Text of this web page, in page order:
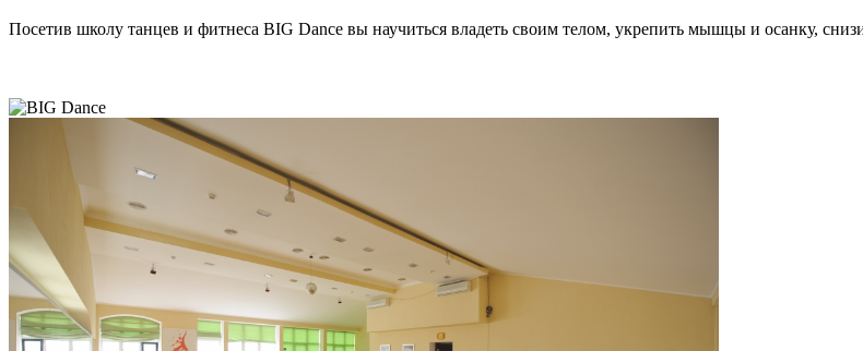
Посетив школу танцев и фитнеса BIG Dance вы научиться владеть своим телом, укрепить мышцы и осанку,